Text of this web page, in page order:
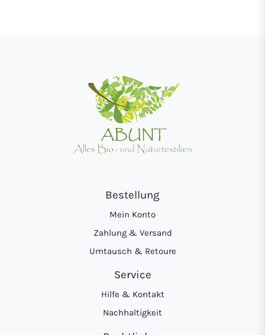
Bestellung
Mein Konto
Zahlung & Versand
Umtausch & Retoure
Service
Hilfe & Kontakt
Nachhaltigkeit